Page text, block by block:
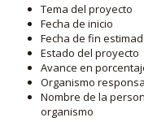
Tema del proyecto
Fecha de inicio
Fecha de fin
Estado del proyecto
Avance en
Organismo
Nombre de la
organismo